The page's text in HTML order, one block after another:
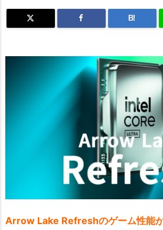
B!
Arrow Lake Refreshのゲーム性能が